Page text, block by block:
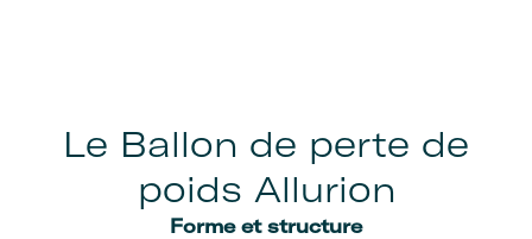
Le Ballon de perte de
poids Allurion
Forme et structure